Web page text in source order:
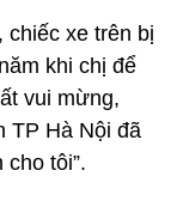
chiếc xe trên bị
khi chị để
vui mừng,
TP Hà Nội đã
tôi”.